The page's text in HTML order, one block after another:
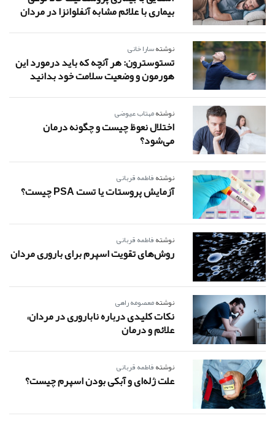
بیماری با علائم مشابه آنفلوانزا در مردان
نوشتهسارا خانی
تستوسترون: هر آنچه که باید درمورد این
هورمون و وضعیت سلامت خود بدانید
نوشتهمهتاب عیوضی
اختلال نعوظ چیست و چگونه درمان
می‌شود؟
نوشتهفاطمه قربانی
آزمایش پروستات یا تست PSA چیست؟
نوشتهفاطمه قربانی
روش‌های تقویت اسپرم برای باروری مردان
نوشتهمعصومه راهی
نکات کلیدی درباره ناباروری در مردان،
علائم و درمان
نوشتهفاطمه قربانی
علت ژله‌ای و آبکی بودن اسپرم چیست؟